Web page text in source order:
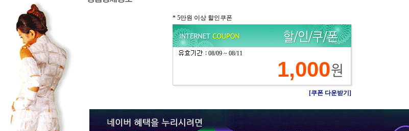
* 5만원 이상 할인쿠폰
08/09 ~ 08/11
1,000
[쿠폰 다운받기]